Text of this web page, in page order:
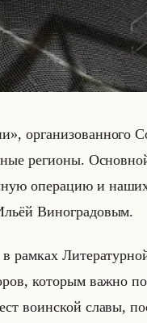
ор­га­ни­зо­ван­но­го
ре­ги­оны.
опе­ра­цию и
Ви­но­гра­до­вым.
рам­ках
ко­то­рым важно
во­ин­ской славы,